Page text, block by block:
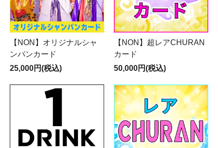
【NON】オリジナルシャ
ンパンカード
25,000円(税込)
【NON】超レアCHURAN
カード
50,000円(税込)